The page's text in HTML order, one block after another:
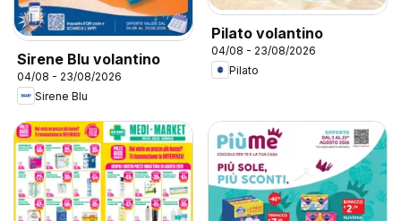
Sirene Blu volantino
04/08 - 23/08/2026
Sirene Blu
Pilato volantino
04/08 - 23/08/2026
Pilato